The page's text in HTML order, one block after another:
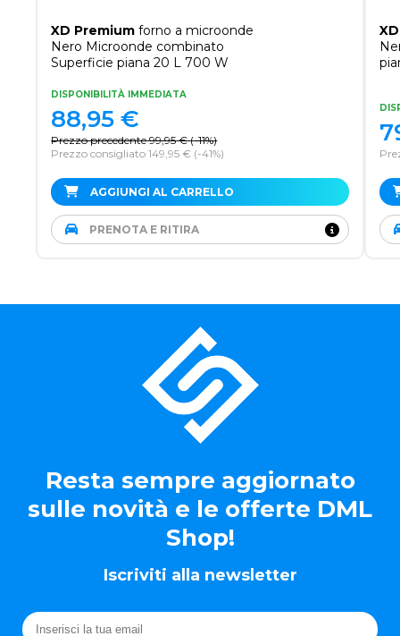
XD Premium forno a microonde
Nero Microonde combinato
Superficie piana 20 L 700 W
DISPONIBILITÀ IMMEDIATA
Prezzo precedente 99,95 € (-11%)
Prezzo consigliato 149,95 € (-41%)
88,95 €
AGGIUNGI AL CARRELLO
PRENOTA E RITIRA
Resta sempre aggiornato
sulle novità e le offerte DML
Shop!
Iscriviti alla newsletter